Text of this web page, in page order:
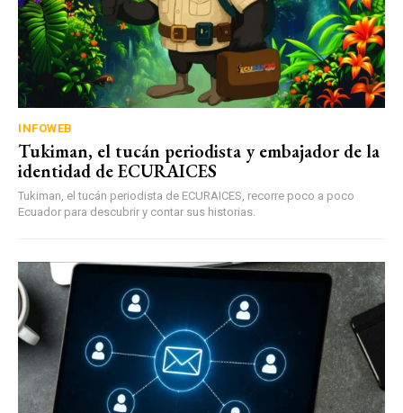
INFOWEB
Tukiman, el tucán periodista y embajador de la
identidad de ECURAICES
Tukiman, el tucán periodista de ECURAICES, recorre poco a poco
Ecuador para descubrir y contar sus historias.